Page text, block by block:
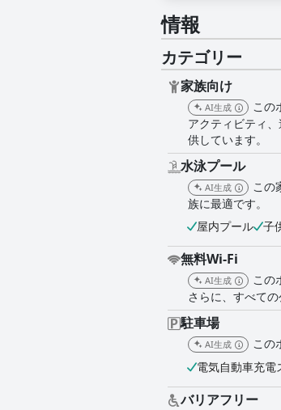
情報
カテゴリー
家族向け
AI生成
この
アクティビティ
供しています。
水泳プール
AI生成
この
族に最適です。
屋内プール
子
無料Wi-Fi
AI生成
この
さらに、すべて
駐車場
AI生成
この
電気自動車充電
バリアフリー